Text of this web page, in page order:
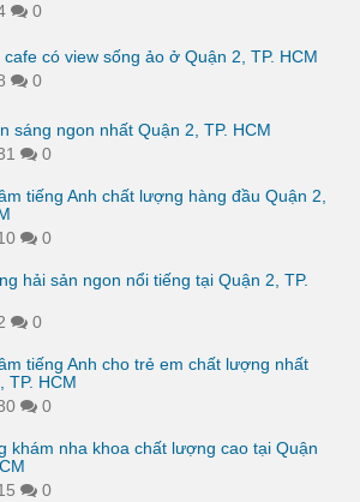
0
cafe có view sống ảo ở Quận 2, TP. HCM
0
sáng ngon nhất Quận 2, TP. HCM
0
tiếng Anh chất lượng hàng đầu Quận 2,
0
hải sản ngon nổi tiếng tại Quận 2, TP.
0
tiếng Anh cho trẻ em chất lượng nhất
TP. HCM
0
khám nha khoa chất lượng cao tại Quận
0